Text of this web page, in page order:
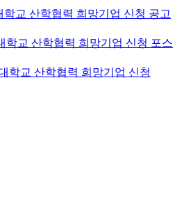
학교 산학협력 희망기업 신청 공고
학교 산학협력 희망기업 신청 포스
학교 산학협력 희망기업 신청